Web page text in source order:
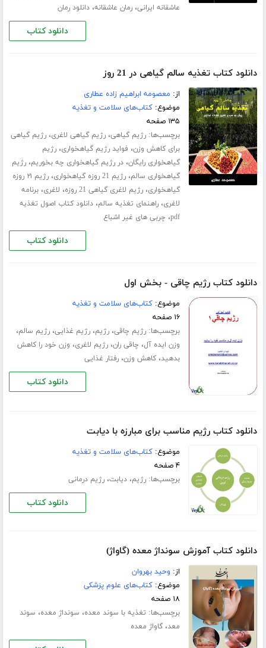
عاشقانه ایرانی،رمان عاشقانه،دانلود رمان
دانلود کتاب
دانلود کتاب تغذیه سالم گیاهی در 21 روز
از: معصومه ابراهیم زاده عطاری
موضوع:کتاب‌های سلامت و تغذیه
۱۳۵ صفحه
برچسب‌ها:رژیم گیاهی،رژیم گیاهی لاغری،رژیم گیاهی
برای کاهش وزن، فواید رژیم گیاهخواری،رژیم
گیاهخواری رایگان،در رژیم گیاهخواری چه بخوریم،رژیم
گیاهخواری سالم،رژیم 21 روزه گیاهخواری ،
رژیم ۲۱ روزه
گیاهخواری،رژیم لاغری گیاهی 21 روزه ، لاغری،برنامه
لاغری،راهنمای تغذیه سالم،دانلود کتاب اصول تغذیه
pdf، چربی های غیر اشباع
دانلود کتاب
دانلود کتاب رژیم چاقی - بخش اول
موضوع:کتاب‌های سلامت و تغذیه
۱۶ صفحه
برچسب‌ها:رژیم چاقی،رژیم،رژیم غذایی،رژیم سالم،
وزن ایده آل، چاقی ران،رژیم لاغری، وزن خود را کاهش
بدهید،کاهش وزن،رفتار غذایی
دانلود کتاب
دانلود کتاب رژیم مناسب برای مبارزه با دیابت
موضوع:کتاب‌های سلامت و تغذیه
۴ صفحه
برچسب‌ها:رژیم،دیابت،رژیم درمانی
دانلود کتاب
دانلود کتاب آموزش سونداژ معده (گاواژ)
از: وحید بهروان
موضوع:کتاب‌های علوم پزشکی
۱۸ صفحه
برچسب‌ها: تغذیه با سوند معده، سونداژ معده، سوند
معد،گاواژ معده